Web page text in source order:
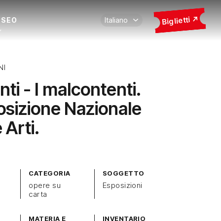
Biglietti
- I malcontenti.
Nazionale
Arti.
CATEGORIA
opere su
carta
SOGGETTO
Esposizioni
MATERIA E INVENTARIO